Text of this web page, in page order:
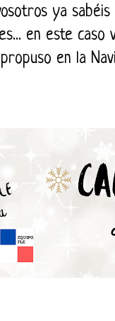
ya
en este
en la